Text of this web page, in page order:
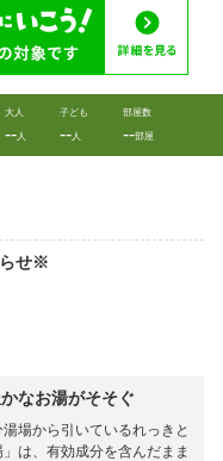
大人
--人
子ども
--人
部屋数
--部屋
せ※
なお湯がそそぐ
場から引いているれっきと
は、有効成分を含んだまま